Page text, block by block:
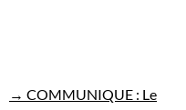
→ COMMUNIQUE : Le